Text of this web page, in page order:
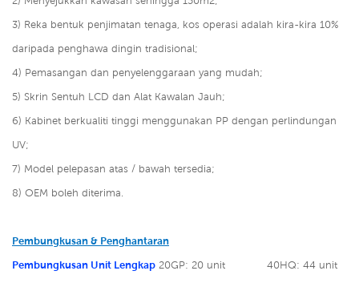
3) Reka bentuk penjimatan tenaga, kos operasi adalah kira-kira 10%
daripada penghawa dingin tradisional;
4) Pemasangan dan penyelenggaraan yang mudah;
5) Skrin Sentuh LCD dan Alat Kawalan Jauh;
6) Kabinet berkualiti tinggi menggunakan PP dengan perlindungan
UV;
7) Model pelepasan atas / bawah tersedia;
8) OEM boleh diterima.
Pembungkusan & Penghantaran
Pembungkusan Unit Lengkap 20GP: 20 unit 40HQ: 44 unit